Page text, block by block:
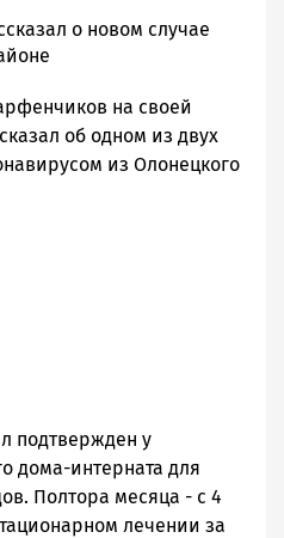
о новом случае
на своей
об одном из двух
из Олонецкого
подтвержден у
дома-интерната для
Полтора месяца - с 4
лечении за